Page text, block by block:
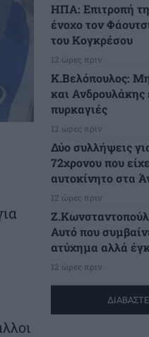
ΗΠΑ: Επιτροπή
ένοχο τον
του Κογκρέσου
12 ώρες πριν
K.Βελόπουλος:
και Ανδρουλάκης
πυρκαγιές
12 ώρες πριν
Δύο συλλήψεις
72χρονου που
αυτοκίνητο στα
12 ώρες πριν
Αυτό που
ατύχημα αλλά
12 ώρες πριν